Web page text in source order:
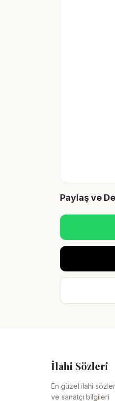
Paylaş ve
İlahi Sözleri
En güzel ilahi
ve sanatçı bilgileri